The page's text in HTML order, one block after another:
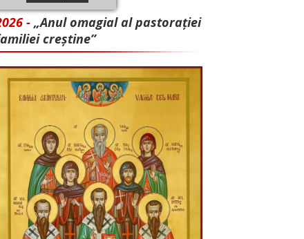
- „Anul omagial al pastorației
creștine”